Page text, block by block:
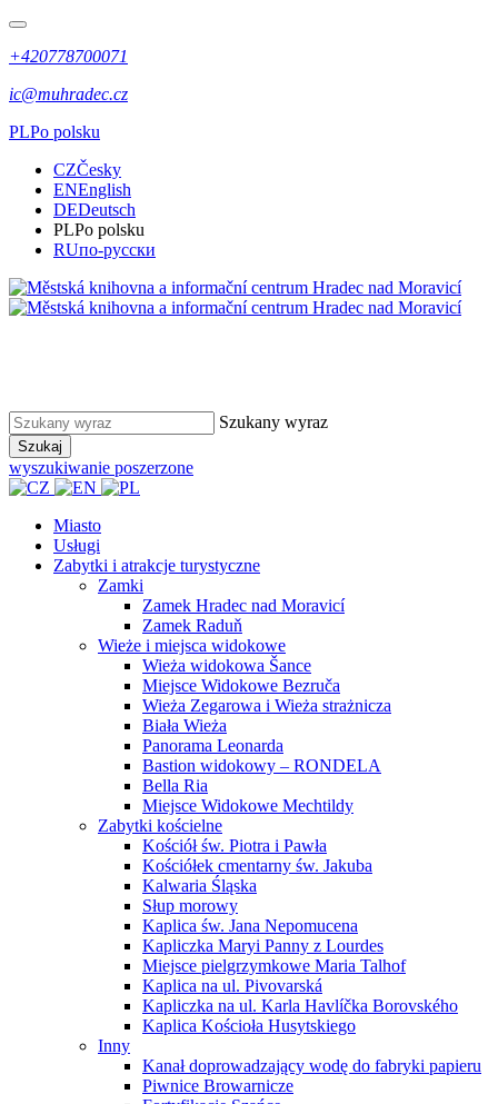
+420778700071
ic@muhradec.cz
PLPo polsku
CZČesky
ENEnglish
DEDeutsch
PLPo polsku
RUпо-русски
Szukany wyraz
Szukaj
wyszukiwanie poszerzone
Miasto
Usługi
Zabytki i atrakcje turystyczne
Zamki
Zamek Hradec nad Moravicí
Zamek Raduň
Wieże i miejsca widokowe
Wieża widokowa Šance
Miejsce Widokowe Bezruča
Wieża Zegarowa i Wieża strażnicza
Biała Wieża
Panorama Leonarda
Bastion widokowy – RONDELA
Bella Ria
Miejsce Widokowe Mechtildy
Zabytki kościelne
Kościół św. Piotra i Pawła
Kościółek cmentarny św. Jakuba
Kalwaria Śląska
Słup morowy
Kaplica św. Jana Nepomucena
Kapliczka Maryi Panny z Lourdes
Miejsce pielgrzymkowe Maria Talhof
Kaplica na ul. Pivovarská
Kapliczka na ul. Karla Havlíčka Borovského
Kaplica Kościoła Husytskiego
Inny
Kanał doprowadzający wodę do fabryki papieru
Piwnice Browarnicze